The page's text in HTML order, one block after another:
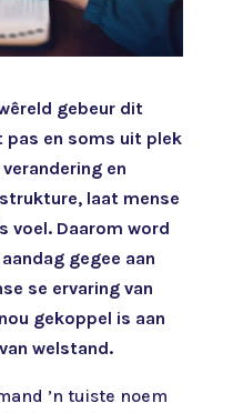
gebeur dit
pas en soms uit plek
en
laat mense
voel. Daarom word
gegee aan
se ervaring van
gekoppel is aan
welstand.
’n tuiste noem